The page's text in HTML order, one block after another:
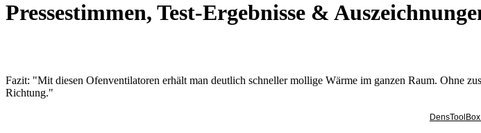
Pressestimmen, Test-Ergebnisse &
Fazit: "Mit diesen Ofenventilatoren erhält man deutlich schneller mollige Wärme im ganzen Raum. Ohne
Richtung."